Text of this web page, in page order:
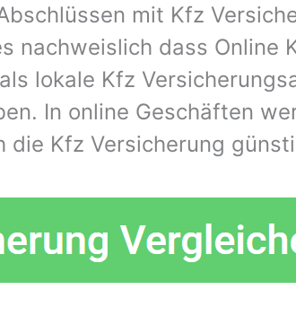
mit Kfz
nachweislich dass Online
lokale Kfz
In online Geschäften
die Kfz Versicherung